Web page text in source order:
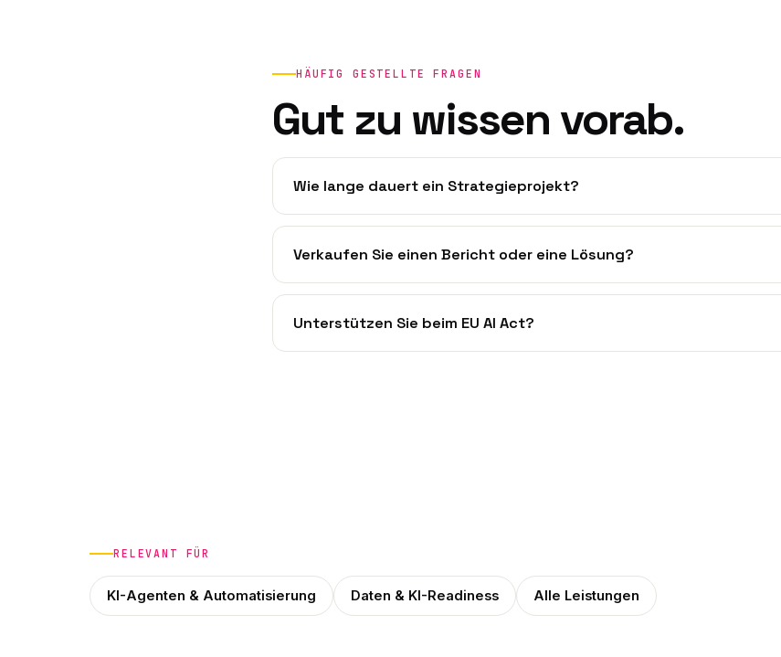
HÄUFIG GESTELLTE FRAGEN
Gut zu wissen vorab.
Wie lange dauert ein Strategieprojekt?
Verkaufen Sie einen Bericht oder eine Lösung?
Unterstützen Sie beim EU AI Act?
RELEVANT FÜR
KI-Agenten & Automatisierung Daten & KI-Readiness Alle Leistungen